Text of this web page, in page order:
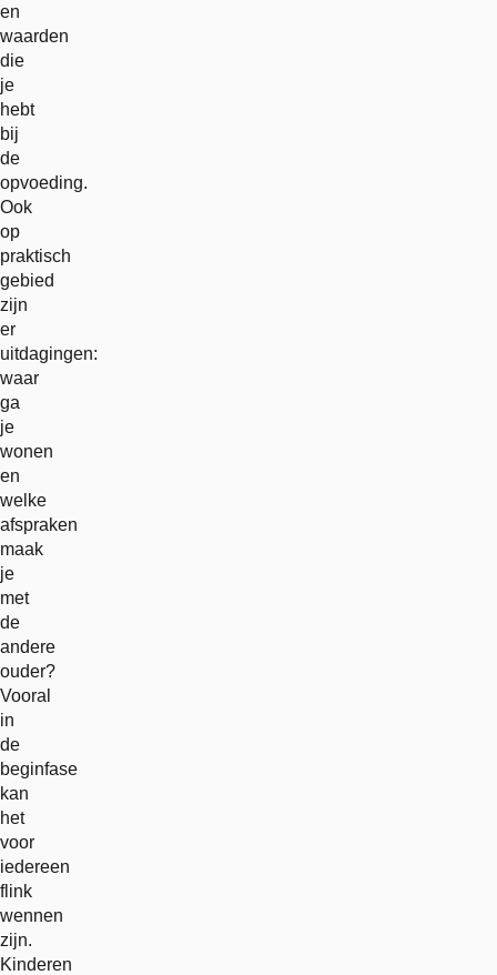
en
waarden
die
je
hebt
bij
de
opvoeding.
Ook
op
praktisch
gebied
zijn
er
uitdagingen:
waar
ga
je
wonen
en
welke
afspraken
maak
je
met
de
andere
ouder?
Vooral
in
de
beginfase
kan
het
voor
iedereen
flink
wennen
zijn.
Kinderen